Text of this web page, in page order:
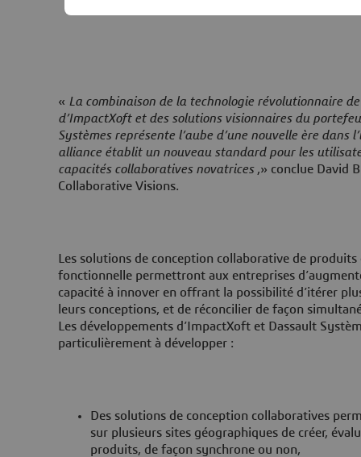
« La combinaison de la technologie révolutionnaire
d’ImpactXoft et des solutions visionnaires du
Systèmes représente l’aube d’une nouvelle ère dans
alliance établit un nouveau standard pour les
capacités collaboratives novatrices,» conclue David
Collaborative Visions.
Les solutions de conception collaborative de
fonctionnelle permettront aux entreprises
capacité à innover en offrant la possibilité d’itérer
leurs conceptions, et de réconcilier de façon
Les développements d’ImpactXoft et Dassault
particulièrement à développer :
Des solutions de conception collaboratives
sur plusieurs sites géographiques de créer,
produits, de façon synchrone ou non,